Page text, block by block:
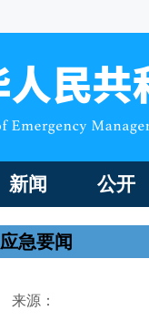
新闻 公开
应急要闻
来源：